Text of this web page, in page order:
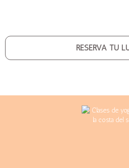
RESERVA TU